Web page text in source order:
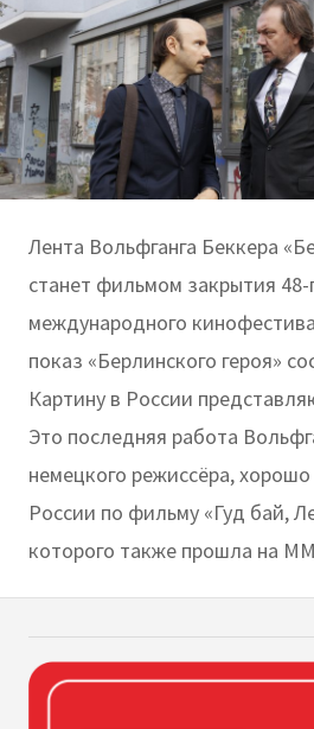
Лента Вольфганга Беккера
станет фильмом закрытия 48-
международного
показ «Берлинского героя»
Картину в России
Это последняя работа
немецкого режиссёра, хорошо
России по фильму «Гуд бай,
которого также прошла на